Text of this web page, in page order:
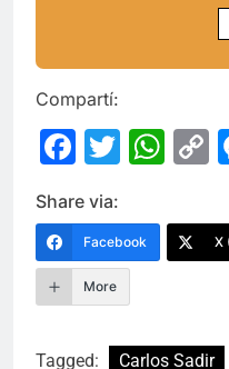
Compartí:
Share via:
Facebook X
More
Tagged: Carlos Sadir